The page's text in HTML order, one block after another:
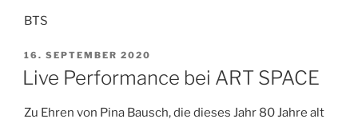
BTS
VERÖFFENTLICHT
AM
16. SEPTEMBER 2020
Live Performance bei ART SPACE
Zu Ehren von Pina Bausch, die dieses Jahr 80 Jahre alt